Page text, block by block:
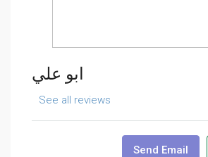
ابو علي
See all reviews
Send Email